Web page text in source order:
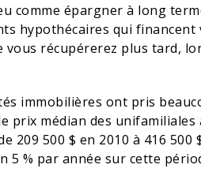
comme épargner à long
hypothécaires qui
récupérerez plus tard,
immobilières ont pris
prix médian des
209 500 $ en 2010 à 416 500
5 % par année sur cette